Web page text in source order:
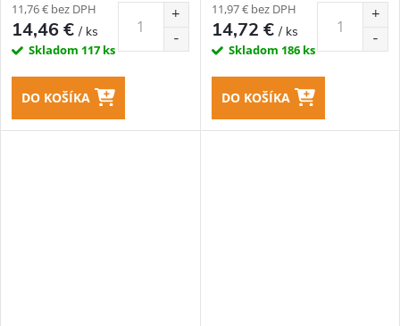
11,76 € bez DPH
14,46 €/ ks
Skladom 117 ks
DO KOŠÍKA
11,97 € bez DPH
14,72 €/ ks
Skladom 186 ks
DO KOŠÍKA